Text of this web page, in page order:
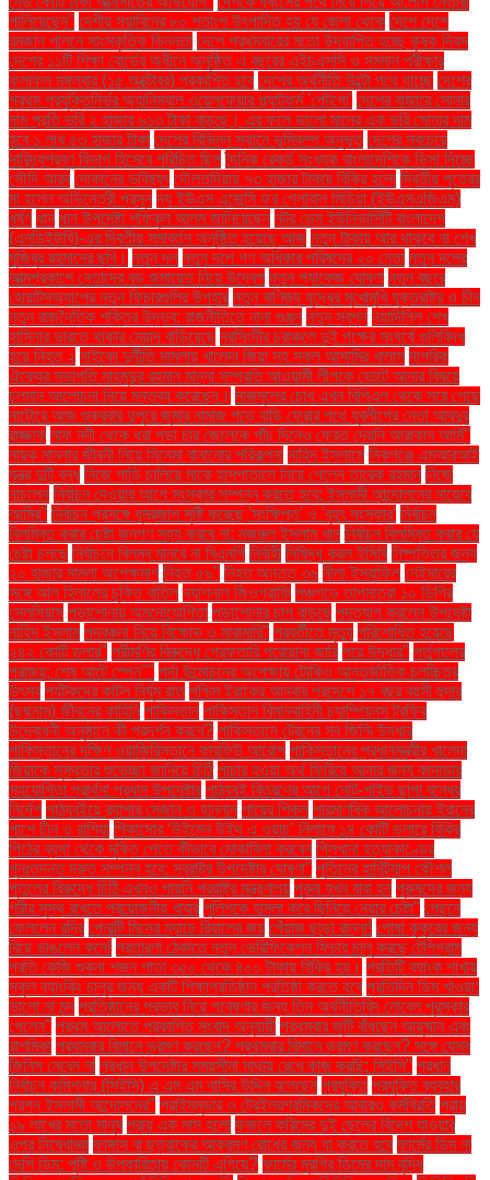
পালিয়েছেন" দেশীয় সয়াবিনের ৮০ শতাংশ উৎপাদিত হয় যে জেলা থেকে দেশে দেশে
রমজান পালনে সাংস্কৃতিক ভিন্নতা দেশে প্রথমবারের মতো উদযাপিত হচ্ছে কৃষক দিবস
দেশের ১১টি শিক্ষা বোর্ডের অধীনে অনুষ্ঠিত এ বছরের এইচএসসি ও সমমান পরীক্ষার
ফলাফল মঙ্গলবার (১৫ অক্টোবর) প্রকাশিত হবে দেশের অর্থনীতি উল্টো পথে যাচ্ছে দেশের
প্রথম প্রযুক্তিনির্ভর অ্যানিম্যাল ওয়েলফেয়ার প্ল্যাটফর্ম 'পেটগো' দেশের বাজারে সোনার
দাম প্রতি ভরি ২ হাজার ৬১৩ টাকা বাড়ছে। এর ফলে ভালো মানের এক ভরি সোনার দাম
হবে ১ লাখ ৫৩ হাজার টাকা দেশের বিভিন্ন স্থানে ভূমিকম্প অনুভূত দেশের সবচেয়ে
দারিদ্র্যপ্রবণ বিভাগ হিসেবে পরিচিত ছিল দৈনিক রেকর্ড সংখ্যক বাংলাদেশিকে ভিসা দিচ্ছে
সৌদি আরব দোকানের ভবিষ্যৎ দৌলতদিয়ায় ৭৩ হাজার টাকায় বিক্রি হলো দ্বিতীয় পুত্রের
মা হলেন অভিনেত্রী প্রসূন দ্য ইউএস এজেন্সি ফর গ্লোবাল মিডিয়া (ইউএসএজিএম)
ধর্ষণ ধান ধান উপদেষ্টা শফিকুল আলম জানিয়েছেন নটর ডেম ইউনিভার্সিটি বাংলাদেশ
(এনডিইউবি)-এর দ্বিতীয় সমাবর্তন অনুষ্ঠিত হয়েছে আজ নতুন টাকায় আর থাকবে না শেখ
মুজিবুর রহমানের ছবি। নতুন দল নতুন দলে গণ অধিকার পরিষদের ২০ নেতা নতুন দলের
আত্মপ্রকাশে নেতাদের বড় জমায়েত নিয়ে উদ্বেগ নতুন প্যাকেজ ঘোষণা নতুন বছরে
হোয়াটসঅ্যাপের নতুন ফিচারগুলির উপহার নতুন বাণিজ্য যুদ্ধের মুখোমুখি যুক্তরাষ্ট্র ও চীন
নতুন রাজনৈতিক শক্তির উদ্ভব: রাজনীতিতে নানা গুঞ্জন নতুন স্বপ্ন নয়াদিল্লি শেখ
হাসিনার ভারতে থাকার মেয়াদ বাড়িয়েছে নরসিংদীর চরাঞ্চলে দুই পক্ষের সংঘর্ষে গুলিবিদ্ধ
হয়ে নিহত ২ নাইকো দুর্নীতি মামলায় খালেদা জিয়া সহ সকল আসামির খালাস নাগরিক
ঐক্যের সভাপতি মাহমুদুর রহমান মান্না সম্প্রতি আওয়ামী লীগকে ভোটে আনার বিষয়ে
চলমান আলোচনা নিয়ে মন্তব্য করেছেন। নাজমুলের চোখ এখন বিপিএল থেকে সরে গেছে
নাটোরে আজ শুক্রবার দুপুরে জুমার নামাজ পড়ে বাড়ি ফেরার পথে যুবলীগের নেতা আবদুর
রাজ্জাক নাফ নদী থেকে ধরা পড়া চার জেলেকে পাঁচ দিনেও ফেরত দেয়নি আরাকান আর্মি"
নায়ক মান্নার জীবনী নিয়ে সিনেমা বানানোর পরিকল্পনা নাহিদ ইসলামে নিকগঞ্জে এমআরআই
যন্ত্র দুটি বন্ধ নিজে গাড়ি চালিয়ে মাকে হাসপাতালে নিয়ে গেলেন তারেক রহমান নিজে
নাচলেন নির্বাচন দেওয়ার আগে সংস্কার সম্পন্ন করতে হবে: ইসলামী আন্দোলনের নায়েবে
আমির" নির্বাচন প্রসঙ্গে ধূম্রজাল সৃষ্টি করেছে 'সংক্ষিপ্ত' ও 'বৃহৎ সংস্কার' নির্বাচন
বিলম্বিত করার চেষ্টা জনগণ সহ্য করবে না: নজরুল ইসলাম খান নির্বাচন বিলম্বিত করার যে
চেষ্টা চলছে নির্বাচনে বিলম্ব মানবে না বিএনপি নির্বাহী নিষিদ্ধ করল ইসিবি নিষ্পত্তির জন্য
২০ হাজার মামলা অপেক্ষমাণ নিহত ৫৯" নিহত অন্তত ৩৬ নীলা ইসরাফিল নেইমারের
সঙ্গে আল হিলালের চুক্তি বাতিল ন্যাশনাল জিওগ্রাফি পঞ্চগড়ে তাপমাত্রা ১০ ডিগ্রি
সেলসিয়াস পড়াশোনায় অমনোযোগিতা পড়াশোনার চাপ বাড়ছে পদত্যাগ করলেন উপদেষ্টা
নাহিদ ইসলাম পদবঞ্চনা নিয়ে বিক্ষোভ ও মারামারি" পরবর্তীতে মৃত্যু পরিশোধিত হয়েছে
২৪২ কোটি ডলার" পরীমণির বিরুদ্ধে গ্রেফতারি পরোয়ানা জারি পরে উদ্ধার" পর্তুগালের
পরাজয়; শেষ আটে স্পেন"" পর্দা উন্মোচনের অপেক্ষায় টোকিও আন্তর্জাতিক চলচ্চিত্র
উৎসব পর্যটকদের কাটল নির্ঘুম রাত পশ্চিম ইরাকের আনবার প্রদেশে ১৭ বছর বয়সী হুদার
(ছদ্মনাম) জীবনের কাহিনি পাকিস্তান পাকিস্তান বিমানবাহিনী চ্যাম্পিয়নস ট্রফির
উদ্বোধনী অনুষ্ঠানে কী প্রদর্শন করবে? পাকিস্তানে ট্রেনের সব জিম্মি উদ্ধার
পাকিস্তানের দক্ষিণ ওয়াজিরিস্তানে কারফিউ আরোপ পাকিস্তানের প্রধানমন্ত্রীর খালেদা
জিয়াকে সুস্থতার শুভেচ্ছা জানিয়ে চিঠি পাচার হওয়া অর্থ ফিরিয়ে আনার জন্য কানাডার
সহযোগিতা প্রার্থনা প্রধান উপদেষ্টার পাঠ্যবই বিতরণের আগে নোট-গাইড ছাপা বন্ধের
নির্দেশ পাঠ্যবইয়ে র‍্যাপার সেজান ও হান্নান পায়ের শিকল পারমাণবিক আলোচনায় ইরানের
পাশে চীন ও রাশিয়া পিকাসোর ‘উইমেন উইথ এ ওয়াচ’ নিলামে ১৪ কোটি ডলারে বিক্রি
পিঠের ব্যথা থেকে মুক্তি পেতে কীভাবে মোকাবিলা করবেন পিলখানা হত্যাকাণ্ডের
পুনঃতদন্ত দ্রুত সম্পন্ন হবে: স্বরাষ্ট্র উপদেষ্টার ঘোষণা" পুতিনের হানিট্র্যাপ কৌশল
পুতুলের বিরুদ্ধে চিঠি এখনও পায়নি পররাষ্ট্র মন্ত্রণালয় পুরুষ যখন বাবা হন পুরুষদের জন্য
শরীর সুস্থ রাখতে প্রয়োজনীয় খাবার পুলিশকে হামলা করে ছিনিয়ে নেয়ার চেষ্টা" পেছনে
ফেললেন রদ্রি পেনাল্টি মিসের ম্যাচে রিয়ালের জয় পেঁয়াজ ছাড়া রান্না! পোষা কুকুরের জন্য
বিয়ে ভাঙলেন কনে! প্রতারণা ঠেকাতে নতুন ভেরিফিকেশন ফিচার চালু করছে টেলিগ্রাম
প্রতি কেজি শুকনা শজন পাতা ৩৫০ থেকে ৪০০ টাকায় বিক্রি হয়। প্রতিটি ব্যাংক শাখায়
স্কুল ব্যাংকিং চালুর জন্য একটি শিক্ষাপ্রতিষ্ঠান প্রতিষ্ঠা করতে হবে প্রতিদিন ডিম খাওয়া:
ভালো না মন্দ প্রতিষ্ঠানের প্রভাব নিয়ে গবেষণার জন্য তিন অর্থনীতিবিদ নোবেল পুরস্কার
পেলেন" প্রথম আলোতে প্রকাশিত সংবাদ অনুযায়ী প্রথমবার জুটি বাঁধছেন আয়ুষ্মান এবং
রাশমিকা প্রথমবার বিমানে ভ্রমণ করছেন? প্রথমবার বিমানে ভ্রমণ করছেন? সঙ্গে যেসব
জিনিস নেবেন না প্রধান উপদেষ্টার সময়সীমা মাথায় রেখে কাজ করছি: সিইসি" প্রধান
নির্বাচন কমিশনার (সিইসি) এ এম এম নাসির উদ্দিন বলেছেন প্রযুক্তি প্রযুক্তি ব্যবহার
প্রশ্ন ইসলামী আন্দোলনের" প্রাইমমুভার ও ট্রেইলরশ্রমিকদের আবারও কর্মবিরতি প্রায়
১৯ লাখের মতো মানুষ প্রায় এক মাস হলো ফজলে করিমের দুই ছেলের বিদেশ যাওয়ার
ওপর নিষেধাজ্ঞা ফাঙ্গাস বা ছত্রাকের আক্রমণ রোধের জন্য যা করতে হবে ফার্মের ডিম না
দেশি ডিম: পুষ্টি ও উপকারিতায় কোনটি এগিয়ে? ফার্মের মুরগির ডিমের দাম বৃদ্ধি